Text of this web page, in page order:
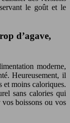
le goût et le
d’agave,
moderne,
Heureusement, il
et moins caloriques.
sans calories qui
boissons ou vos